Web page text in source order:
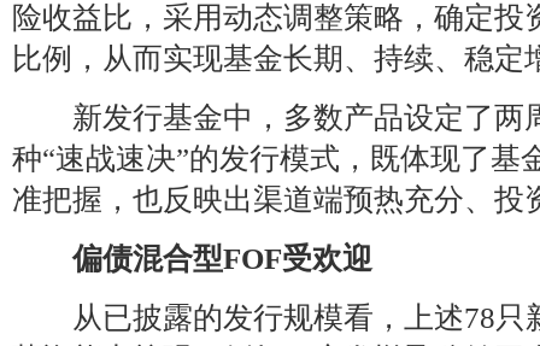
险收益比，采用动态调整策略，确定投
比例，从而实现基金长期、持续、稳定
新发行基金中，多数产品设定了两
种“速战速决”的发行模式，既体现了基
准把握，也反映出渠道端预热充分、投
偏债混合型FOF受欢迎
从已披露的发行规模看，上述78只